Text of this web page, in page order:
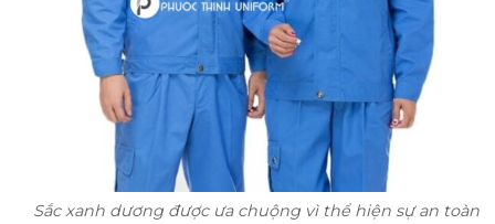
Sắc xanh dương được ưa chuộng vì thể hiện sự an toàn